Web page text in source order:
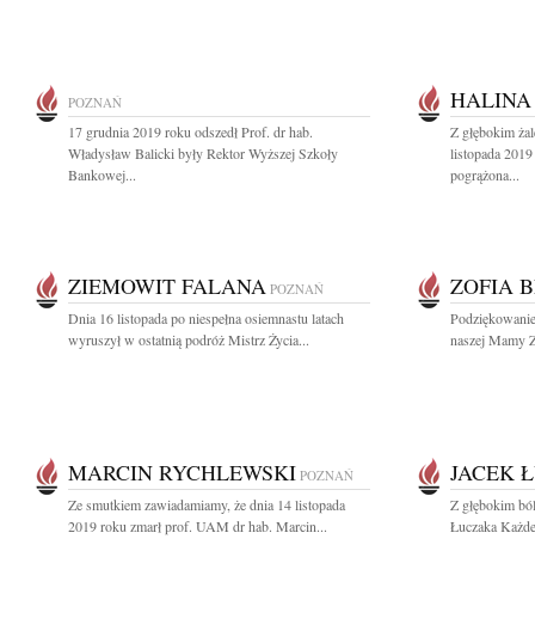
POZNAŃ
17 grudnia 2019 roku odszedł Prof. dr hab.
Władysław Balicki były Rektor Wyższej Szkoły
Bankowej...
HALINA
Z głębokim
listopada
pogrążona...
ZIEMOWIT FALANA POZNAŃ
Dnia 16 listopada po niespełna osiemnastu latach
wyruszył w ostatnią podróż Mistrz Życia...
ZOFIA
naszej Mamy
MARCIN RYCHLEWSKI POZNAŃ
Ze smutkiem zawiadamiamy, że dnia 14 listopada
2019 roku zmarł prof. UAM dr hab. Marcin...
JACEK
Z głębokim
Łuczaka